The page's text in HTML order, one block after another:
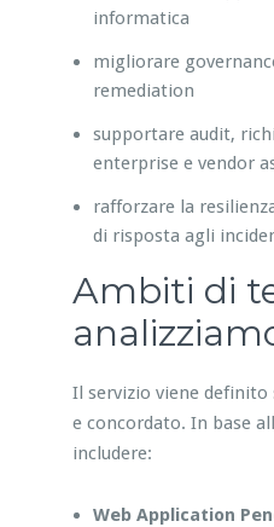
informatica
migliorare
remediation
supportare audit,
enterprise e vendor
rafforzare la
di risposta agli
Ambiti di
Il servizio viene
e concordato. In base
includere:
Web Application